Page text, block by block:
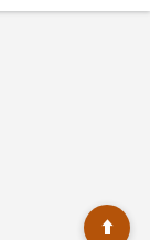
⬆